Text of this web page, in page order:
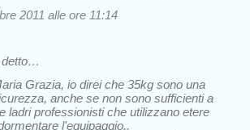
2011 alle ore 11:14
detto…
Grazia, io direi che 35kg sono una
anche se non sono sufficienti a
ladri professionisti che utilizzano etere
l'equipaggio..